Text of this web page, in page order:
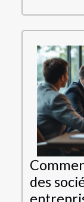
des